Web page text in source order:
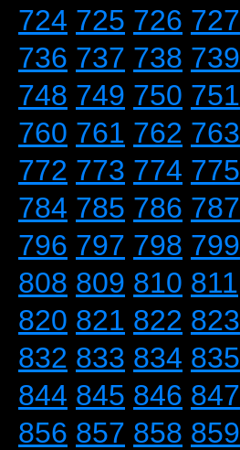
724 725 726 727
736 737 738 739
748 749 750 751
760 761 762 763
772 773 774 775
784 785 786 787
796 797 798 799
808 809 810 811
820 821 822 823
832 833 834 835
844 845 846 847
856 857 858 859